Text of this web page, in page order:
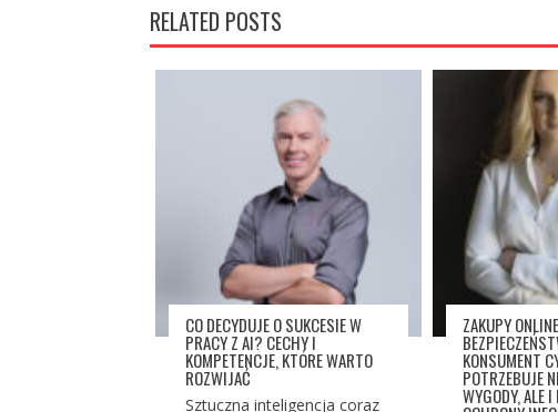
RELATED POSTS
CO DECYDUJE O SUKCESIE W
PRACY Z AI? CECHY I
KOMPETENCJE, KTÓRE WARTO
ROZWIJAĆ
Sztuczna inteligencja coraz
ZAKUPY
KONSUMENT
POTRZEBUJE
WYGODY, ALE I